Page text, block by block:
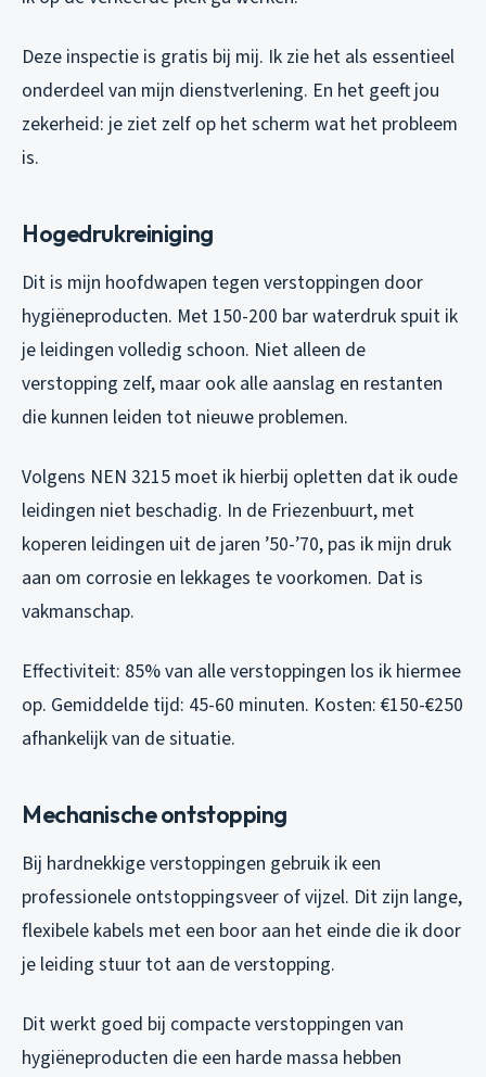
Deze inspectie is gratis bij mij. Ik zie het als essentieel
onderdeel van mijn dienstverlening. En het geeft jou
zekerheid: je ziet zelf op het scherm wat het probleem
is.
Hogedrukreiniging
Dit is mijn hoofdwapen tegen verstoppingen door
hygiëneproducten. Met 150-200 bar waterdruk spuit ik
je leidingen volledig schoon. Niet alleen de
verstopping zelf, maar ook alle aanslag en restanten
die kunnen leiden tot nieuwe problemen.
Volgens NEN 3215 moet ik hierbij opletten dat ik oude
leidingen niet beschadig. In de Friezenbuurt, met
koperen leidingen uit de jaren ’50-’70, pas ik mijn druk
aan om corrosie en lekkages te voorkomen. Dat is
vakmanschap.
Effectiviteit: 85% van alle verstoppingen los ik hiermee
op. Gemiddelde tijd: 45-60 minuten. Kosten: €150-€250
afhankelijk van de situatie.
Mechanische ontstopping
Bij hardnekkige verstoppingen gebruik ik een
professionele ontstoppingsveer of vijzel. Dit zijn lange,
flexibele kabels met een boor aan het einde die ik door
je leiding stuur tot aan de verstopping.
Dit werkt goed bij compacte verstoppingen van
hygiëneproducten die een harde massa hebben